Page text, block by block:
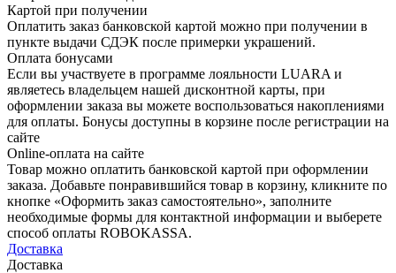
Картой при получении
Оплатить заказ банковской картой можно при получении в
пункте выдачи СДЭК после примерки украшений.
Оплата бонусами
Если вы участвуете в программе лояльности LUARA и
являетесь владельцем нашей дисконтной карты, при
оформлении заказа вы можете воспользоваться накоплениями
для оплаты. Бонусы доступны в корзине после регистрации на
сайте
Online-оплата на сайте
Товар можно оплатить банковской картой при оформлении
заказа. Добавьте понравившийся товар в корзину, кликните по
кнопке «Оформить заказ самостоятельно», заполните
необходимые формы для контактной информации и выберете
способ оплаты ROBOKASSA.
Доставка
Доставка